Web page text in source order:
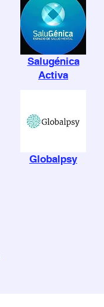
Salugénica
Activa
Globalpsy